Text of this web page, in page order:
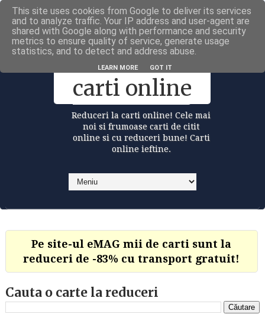
Carti la reduceri @Facebook
Reduceri la
carti online
Reduceri la carti online! Cele mai
noi si frumoase carti de citit
online si cu reduceri bune! Carti
online ieftine.
Pe site-ul eMAG mii de carti sunt la
reduceri de -83% cu transport gratuit!
Cauta o carte la reduceri
This site uses cookies from Google to deliver its services
and to analyze traffic. Your IP address and user-agent are
shared with Google along with performance and security
metrics to ensure quality of service, generate usage
statistics, and to detect and address abuse.
LEARN MORE GOT IT